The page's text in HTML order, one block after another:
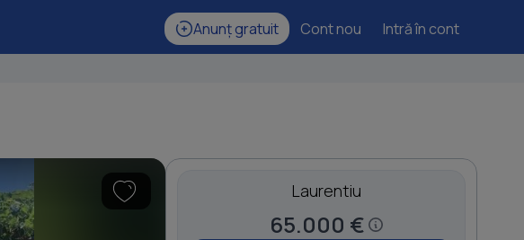
Anunț gratuit Cont nou Intră în cont
Laurentiu
65.000 €